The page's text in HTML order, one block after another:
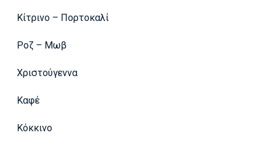
Κίτρινο – Πορτοκαλί
Ροζ – Μωβ
Χριστούγεννα
Καφέ
Κόκκινο